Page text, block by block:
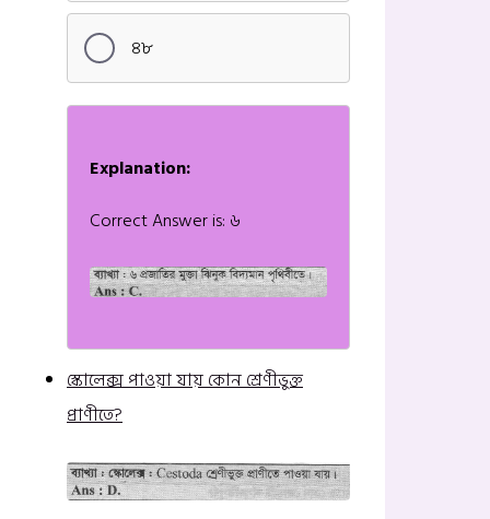
৪৮
Explanation:
Correct Answer is: ৬
স্কোলেক্স পাওয়া যায় কোন শ্রেণীভুক্ত
প্রাণীতে?